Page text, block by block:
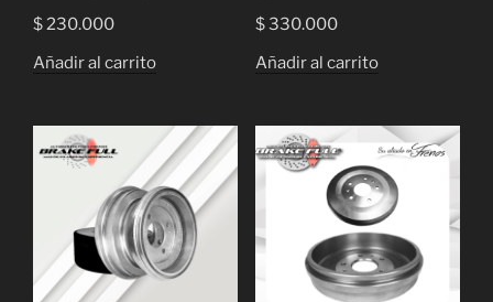
$230.000
Añadir al carrito
$330.000
Añadir al carrito